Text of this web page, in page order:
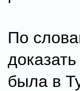
По
была в